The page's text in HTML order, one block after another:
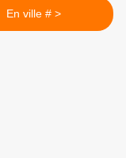
En ville # >